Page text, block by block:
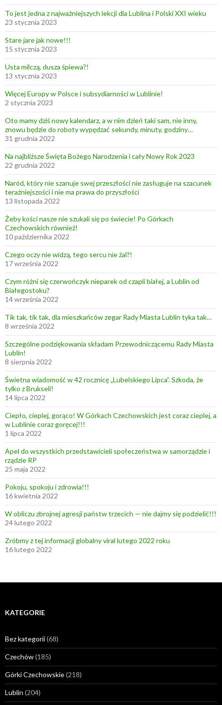
To jest jedna z najważniejszych lekcji dla Lublina i Polski XXI wieku
23 stycznia 2023
Stare jare jak nowe!!!
15 stycznia 2023
Usta milczą, dusza śpiewa?!
13 stycznia 2023
Więcej Europy w Polsce i subsydiarności w Lublinie!
2 stycznia 2023
Oto mamy dziś nowy kalendarz, a w nim dzień taki sam, nie inny,
znowu będzie do roboty wypędzać sekundy, minuty, godziny…
31 grudnia 2022
Na najbliższe Święta Bożego Narodzenia i cały Nowy Rok 2023
22 grudnia 2022
Naród, który nie szanuje swej przeszłości nie zasługuje na szacunek
teraźniejszości i nie ma prawa do przyszłości
13 listopada 2022
Żeby kości nasze nie szukali się po świecie! Po Górkach
Czechowskich również!
10 października 2022
Czego oczy nie widzą, tego sercu nie żal?!
17 września 2022
Czym różni się czerwończyk nieparek od czapli białej, a Lublin od
Białegostoku?
14 września 2022
Tik tak, tik tak, dla mieszkańców zegar Rady Miasta Lublin tyka tak…
8 września 2022
Szczególne podziękowania składam Przewodniczącemu Rady Miasta
Lublin!
8 sierpnia 2022
Świetna wiadomość w 42 rocznicę „Lubelskiego Lipca”. Szkoda, że
tylko z Brukseli!
14 lipca 2022
Ciepło, cieplej, gorąco! W Górkach Czechowskich jest coraz cieplej, a
w Lublinie coraz goręcej!!!
1 lipca 2022
Apel do wszystkich przedstawicieli społeczeństwa w samorządzie i
rządzie RP
25 maja 2022
Pokoju, spokoju i zdrowia!!!
16 kwietnia 2022
W obliczu zbrojnej agresji państw trzecich — nie dajmy się podzielić!!!
24 lutego 2022
Zróbmy z tej informacji globalny viral lutego 2022 roku
16 lutego 2022
KATEGORIE
Bez kategorii(68)
Czechów(185)
Górki Czechowskie(218)
Lublin (204)